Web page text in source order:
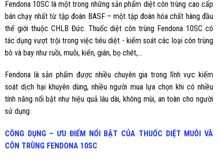
Fendona 10SC là một trong những sản phẩm diệt côn trùng cao cấp
bán chạy nhất từ tập đoàn BASF – một tập đoàn hóa chất hàng đầu
thế giới thuộc CHLB Đức. Thuốc diệt côn trùng Fendona 10SC có
tác dụng vượt trội trong việc tiêu diệt - kiểm soát các loại côn trùng
bò và bay như ruồi, muỗi, kiến, gián, bọ chét,…
Fendona là sản phẩm được nhiều chuyên gia trong lĩnh vực kiểm
soát dịch hại khuyên dùng, nhiều người mua lựa chọn khi có nhiều
tính năng nổi bật như hiệu quả lâu dài, không mùi, an toàn cho người
sử dụng.
CÔNG DỤNG – ƯU ĐIỂM NỔI BẬT CỦA THUỐC DIỆT MUỖI VÀ
CÔN TRÙNG FENDONA 10SC